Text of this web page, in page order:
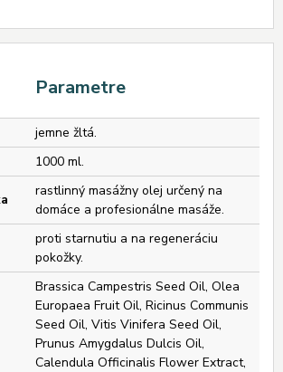
Parametre
jemne žltá.
1000 ml.
rastlinný masážny olej určený na
domáce a profesionálne masáže.
proti starnutiu a na regeneráciu
pokožky.
Brassica Campestris Seed Oil, Olea
Europaea Fruit Oil, Ricinus Communis
Seed Oil, Vitis Vinifera Seed Oil,
Prunus Amygdalus Dulcis Oil,
Calendula Officinalis Flower Extract,